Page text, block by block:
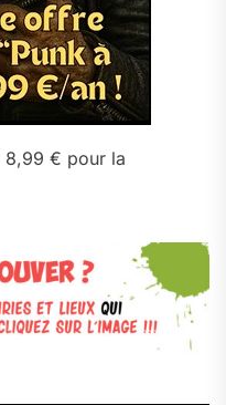
8,99 € pour la